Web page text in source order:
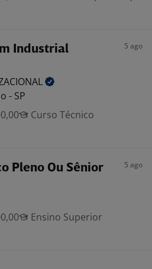
Industrial
5 ago
- SP
Curso Técnico
Pleno Ou Sênior 5 ago
Ensino Superior